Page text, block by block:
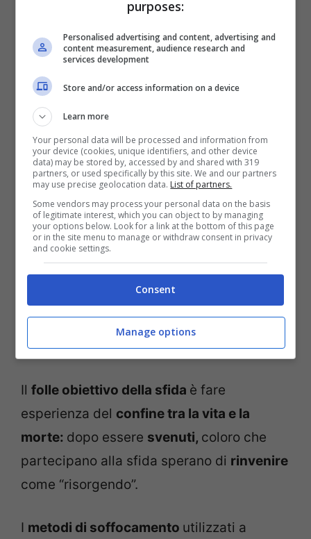
Tiktok – Fonte: Adobe Stock
La Black Out Challenge prende il nome dal
l’abbassamento della vista:tutto intorno
diventa nero come durante un black out.
Il folle obiettivo della sfida è fare
esperienza del confine tra la vita e la
morte: dopo essere svenuti, coloro che
partecipano alla sfida sperano di rinvenire
come “risorgendo”.
I metodi di soffocamento utilizzati a
purposes:
Personalised advertising and content, advertising and
content measurement, audience research and
services development
Store and/or access information on a device
Learn more
Your personal data will be processed and information from
your device (cookies, unique identifiers, and other device
data) may be stored by, accessed by and shared with 319
partners, or used specifically by this site. We and our partners
may use precise geolocation data. List of partners.
Some vendors may process your personal data on the basis
of legitimate interest, which you can object to by managing
your options below. Look for a link at the bottom of this page
or in the site menu to manage or withdraw consent in privacy
and cookie settings.
Consent
Manage options